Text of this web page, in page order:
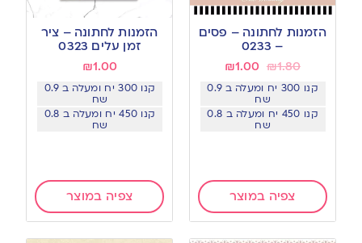
Add
to
wishlist
הזמנות לחתונה – פסים
– 0233
₪1.80
₪1.00
קנו 300 יח ומעלה ב 0.9
שח
קנו 450 יח ומעלה ב 0.8
שח
צפיה במוצר
to
wishlist
הזמנות לחתונה – ציר
זמן עלים 0323
₪1.00
קנו 300 יח ומעלה ב 0.9
שח
קנו 450 יח ומעלה ב 0.8
שח
צפיה במוצר